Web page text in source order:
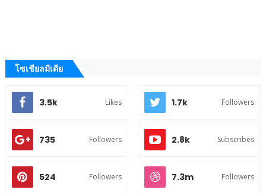
โซเชียลมีเดีย
3.5k Likes 1.7k Followers
735 Followers 2.8k Subscribes
524 Followers 7.3m Followers